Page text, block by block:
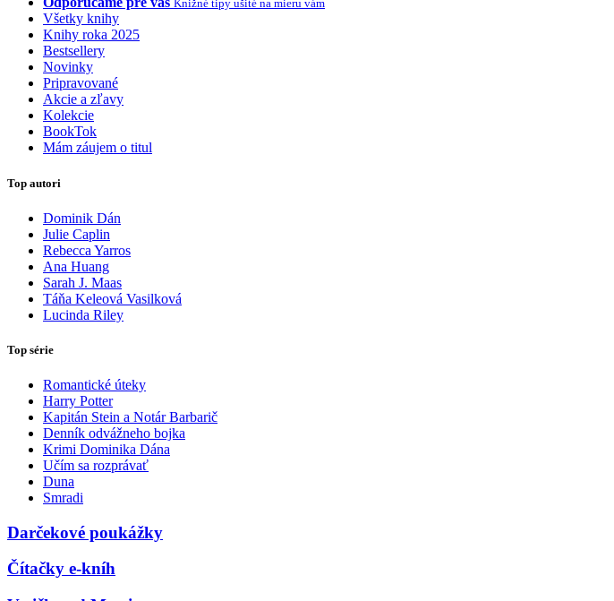
Knižné tipy ušité na mieru vám
Všetky knihy
Knihy roka 2025
Bestsellery
Novinky
Pripravované
Akcie a zľavy
Kolekcie
BookTok
Mám záujem o titul
Top autori
Dominik Dán
Julie Caplin
Rebecca Yarros
Ana Huang
Sarah J. Maas
Táňa Keleová Vasilková
Lucinda Riley
Top série
Romantické úteky
Harry Potter
Kapitán Stein a Notár Barbarič
Denník odvážneho bojka
Krimi Dominika Dána
Učím sa rozprávať
Duna
Smradi
Darčekové poukážky
Čítačky e-kníh